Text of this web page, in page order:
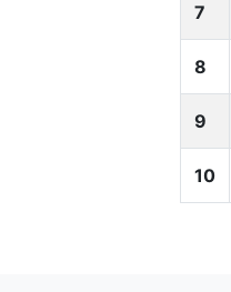
7
8
9
10